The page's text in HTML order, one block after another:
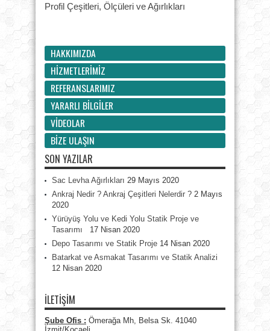
Profil Çeşitleri, Ölçüleri ve Ağırlıkları
HAKKIMIZDA
HİZMETLERİMİZ
REFERANSLARIMIZ
YARARLI BİLGİLER
VİDEOLAR
BİZE ULAŞIN
SON YAZILAR
Sac Levha Ağırlıkları 29 Mayıs 2020
Ankraj Nedir ? Ankraj Çeşitleri Nelerdir ? 2 Mayıs
2020
Yürüyüş Yolu ve Kedi Yolu Statik Proje ve
Tasarımı
17 Nisan 2020
Depo Tasarımı ve Statik Proje 14 Nisan 2020
Batarkat ve Asmakat Tasarımı ve Statik Analizi
12 Nisan 2020
İLETİŞİM
Şube Ofis : Ömerağa Mh, Belsa Sk. 41040